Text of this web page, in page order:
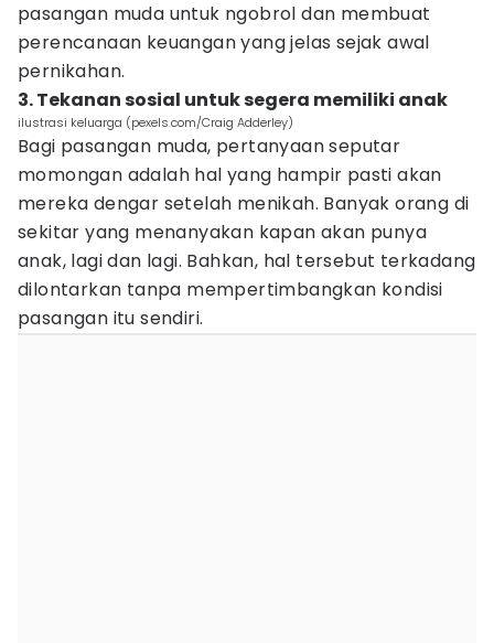
pasangan muda untuk ngobrol dan membuat
perencanaan keuangan yang jelas sejak awal
pernikahan.
3. Tekanan sosial untuk segera memiliki anak
ilustrasi keluarga (pexels.com/Craig Adderley)
Bagi pasangan muda, pertanyaan seputar
momongan adalah hal yang hampir pasti akan
mereka dengar setelah menikah. Banyak orang di
sekitar yang menanyakan kapan akan punya
anak, lagi dan lagi. Bahkan, hal tersebut terkadang
dilontarkan tanpa mempertimbangkan kondisi
pasangan itu sendiri.